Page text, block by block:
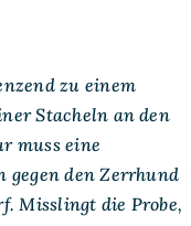
zu einem
Stacheln an den
muss eine
gegen den Zerrhund
Misslingt die Probe,